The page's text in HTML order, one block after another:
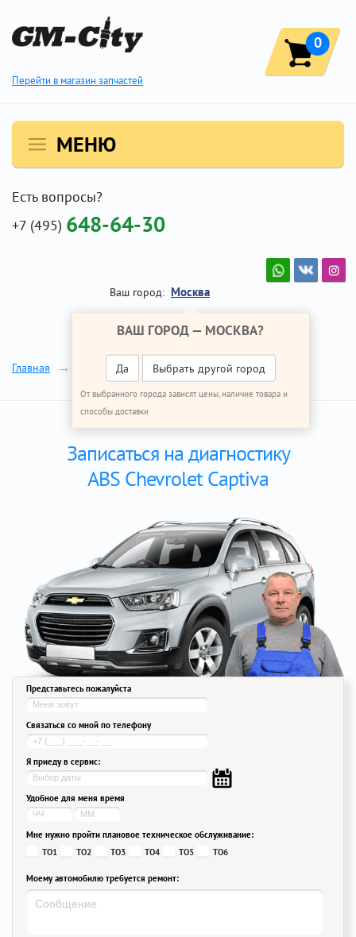
Перейти в магазин запчастей
0
МЕНЮ
Есть вопросы?
+7 (495) 648-64-30
Ваш город: Москва
ВАШ ГОРОД — МОСКВА?
Да Выбрать другой город
От выбранного города зависят цены, наличие товара и
способы доставки
Главная Ремонт Шевроле Каптива ABS
Записаться на диагностику
ABS Chevrolet Captiva
Представьтесь пожалуйста
Связаться со мной по телефону
Я приеду в сервис:
Удобное для меня время
Мне нужно пройти плановое техническое обслуживание:
ТО1
ТО2 ТО3 ТО4 ТО5 ТО6
Моему автомобилю требуется ремонт: